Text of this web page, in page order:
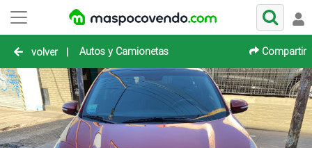
volver | Autos y Camionetas Compartir